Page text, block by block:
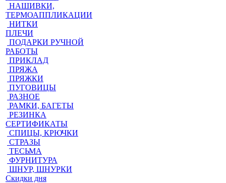
НАШИВКИ,
ТЕРМОАППЛИКАЦИИ
НИТКИ
ПЛЕЧИ
ПОДАРКИ РУЧНОЙ
РАБОТЫ
ПРИКЛАД
ПРЯЖА
ПРЯЖКИ
ПУГОВИЦЫ
РАЗНОЕ
РАМКИ, БАГЕТЫ
РЕЗИНКА
СЕРТИФИКАТЫ
СПИЦЫ, КРЮЧКИ
СТРАЗЫ
ТЕСЬМА
ФУРНИТУРА
ШНУР, ШНУРКИ
Скидки дня